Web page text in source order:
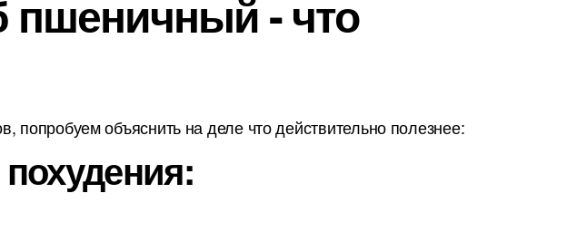
- что
объяснить на деле что действительно полезнее: